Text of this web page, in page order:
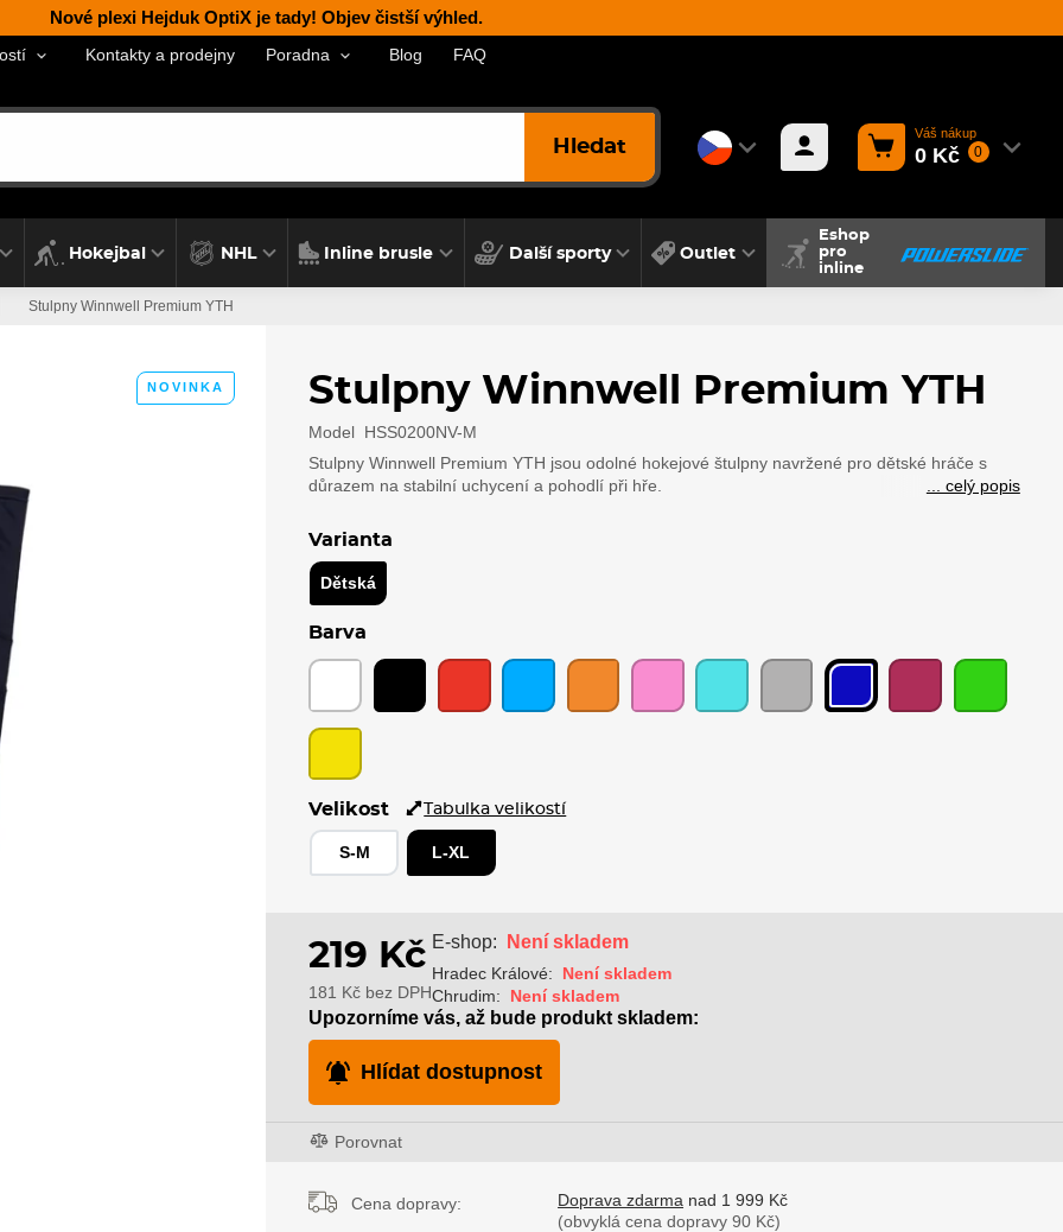
Nové plexi Hejduk OptiX je tady! Objev čistší výhled.
Kontakty a prodejny Poradna Blog FAQ
Hledat
Váš nákup
0 Kč 0
Hokejbal NHL Inline brusle Další sporty Outlet
Eshop
pro
inline
Stulpny Winnwell Premium YTH
NOVINKA Stulpny Winnwell Premium YTH
Model HSS0200NV-M
Stulpny Winnwell Premium YTH jsou odolné hokejové štulpny navržené pro dětské hráče s
důrazem na stabilní uchycení a pohodlí při hře.
... celý popis
Varianta
Dětská
Barva
Velikost Tabulka velikostí
S-M L-XL
219 Kč
181 Kč bez DPH
E-shop: Není skladem
Hradec Králové:
Není skladem
Chrudim:
Není skladem
Upozorníme vás, až bude produkt skladem:
Hlídat dostupnost
Porovnat
Cena dopravy: Doprava zdarma nad 1 999 Kč
(obvyklá cena dopravy 90 Kč)